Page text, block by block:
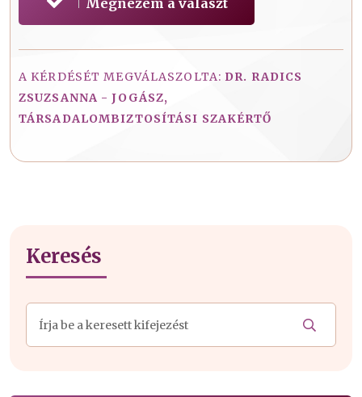
A KÉRDÉSÉT MEGVÁLASZOLTA: DR. RADICS
ZSUZSANNA - JOGÁSZ,
TÁRSADALOMBIZTOSÍTÁSI SZAKÉRTŐ
Keresés